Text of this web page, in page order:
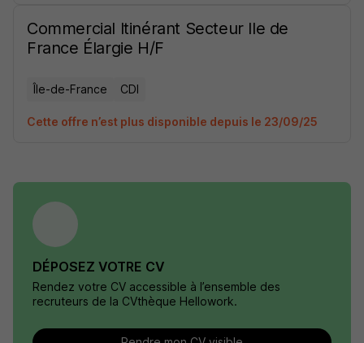
Commercial Itinérant Secteur Ile de
France Élargie H/F
Île-de-France CDI
Cette offre n’est plus disponible depuis le 23/09/25
DÉPOSEZ VOTRE CV
Rendez votre CV accessible à l’ensemble des
recruteurs de la CVthèque Hellowork.